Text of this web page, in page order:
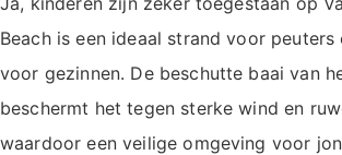
Beach is een ideaal strand voor
voor gezinnen. De beschutte baai van
beschermt het tegen sterke wind en
waardoor een veilige omgeving voor